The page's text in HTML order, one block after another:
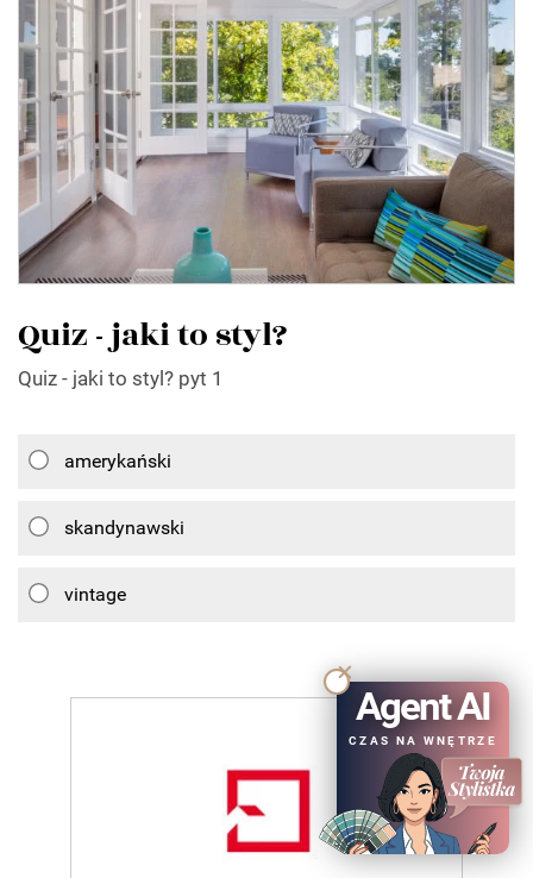
Quiz - jaki to styl?
Quiz - jaki to styl? pyt 1
amerykański
skandynawski
vintage
Agent AI
CZAS NA WNĘTRZE